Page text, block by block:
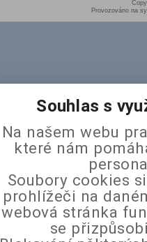
Provozováno na
Souhlas s
Na našem webu
které nám
Soubory cookies
prohlížeči na
webová stránka
se